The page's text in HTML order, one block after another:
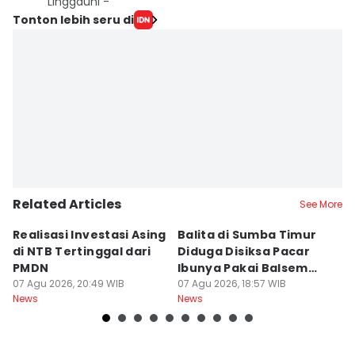
Tonton lebih seru di
Related Articles See More
Realisasi Investasi Asing
di NTB Tertinggal dari
PMDN
07 Agu 2026, 20:49 WIB
News
Balita di Sumba Timur
Diduga Disiksa Pacar
Ibunya Pakai Balsem
dan Cabai
07 Agu 2026, 18:57 WIB
News